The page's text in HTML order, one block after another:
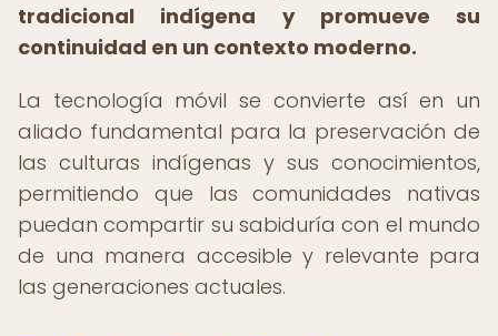
tradicional indígena y promueve su
continuidad en un contexto moderno.
La tecnología móvil se convierte así en un
aliado fundamental para la preservación de
las culturas indígenas y sus conocimientos,
permitiendo que las comunidades nativas
puedan compartir su sabiduría con el mundo
de una manera accesible y relevante para
las generaciones actuales.